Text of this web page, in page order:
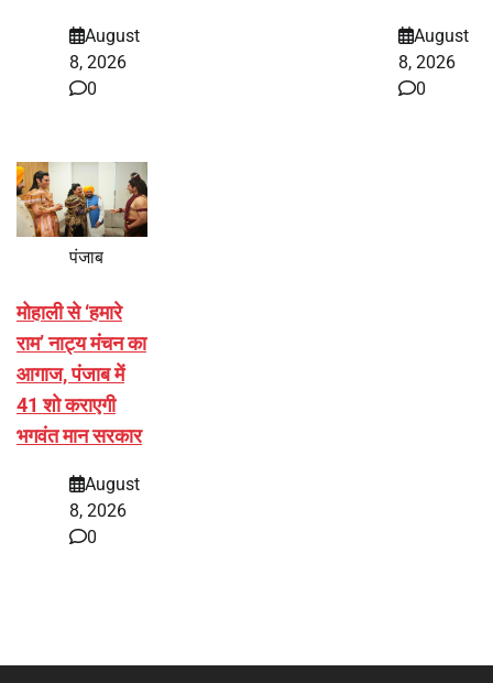
August
8, 2026
0
August
8, 2026
0
पंजाब
मोहाली से ‘हमारे
राम’ नाट्य मंचन का
आगाज, पंजाब में
41 शो कराएगी
भगवंत मान सरकार
August
8, 2026
0